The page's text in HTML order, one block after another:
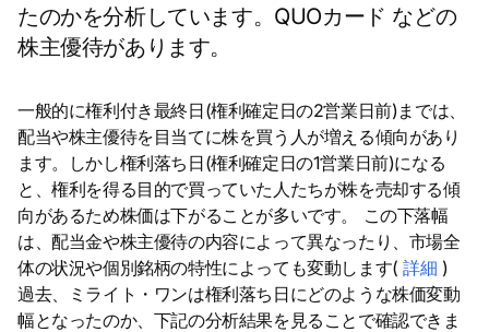
たのかを分析しています。QUOカード などの
株主優待があります。
一般的に権利付き最終日(権利確定日の2営業日前)までは、
配当や株主優待を目当てに株を買う人が増える傾向があり
ます。しかし権利落ち日(権利確定日の1営業日前)になる
と、権利を得る目的で買っていた人たちが株を売却する傾
向があるため株価は下がることが多いです。 この下落幅
は、配当金や株主優待の内容によって異なったり、市場全
体の状況や個別銘柄の特性によっても変動します(詳細 )
過去、ミライト・ワンは権利落ち日にどのような株価変動
幅となったのか、下記の分析結果を見ることで確認できま